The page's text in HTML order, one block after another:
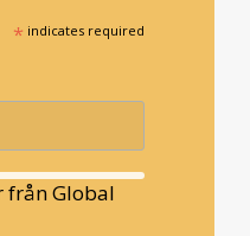
* indicates required
från Global